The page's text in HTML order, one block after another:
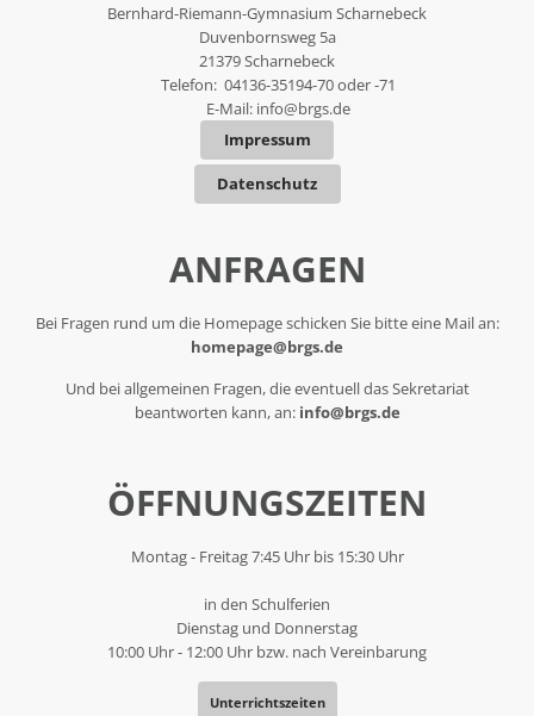
Bernhard-Riemann-Gymnasium Scharnebeck
Duvenbornsweg 5a
21379 Scharnebeck
Telefon: 04136-35194-70 oder -71
E-Mail: info@brgs.de
Impressum
Datenschutz
ANFRAGEN
Bei Fragen rund um die Homepage schicken Sie bitte eine Mail an:
homepage@brgs.de
Und bei allgemeinen Fragen, die eventuell das Sekretariat
beantworten kann, an: info@brgs.de
ÖFFNUNGSZEITEN
Montag - Freitag 7:45 Uhr bis 15:30 Uhr
in den Schulferien
Dienstag und Donnerstag
10:00 Uhr - 12:00 Uhr bzw. nach Vereinbarung
Unterrichtszeiten